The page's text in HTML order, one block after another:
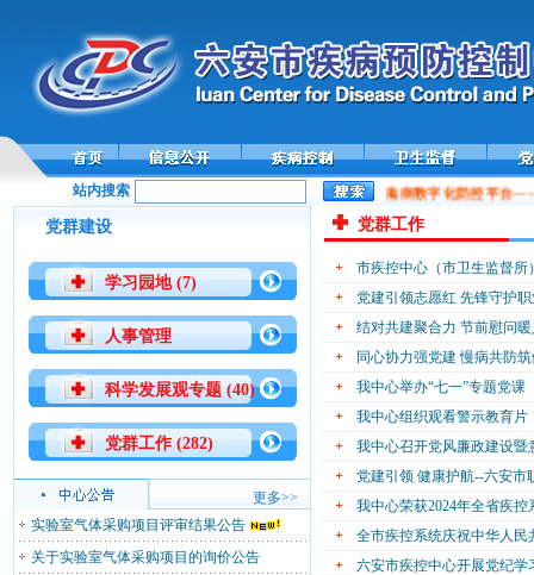
站内搜索 全国性病艾滋病数字化防控平台
党群建设
学习园地 (7)
人事管理
科学发展观专题 (40)
党群工作 (282)
更多>>
实验室气体采购项目评审结果公告
关于实验室气体采购项目的询价公告
党群工作
市疾控中心（市卫生监督
党建引领志愿红 先锋守护
结对共建聚合力 节前慰问
同心协力强党建 慢病共防
我中心举办“七一”专题党课
我中心组织观看警示教育
我中心召开党风廉政建设暨
党建引领 健康护航--六安市
我中心荣获2024年全省疾
全市疾控系统庆祝中华人民
六安市疾控中心开展党纪学